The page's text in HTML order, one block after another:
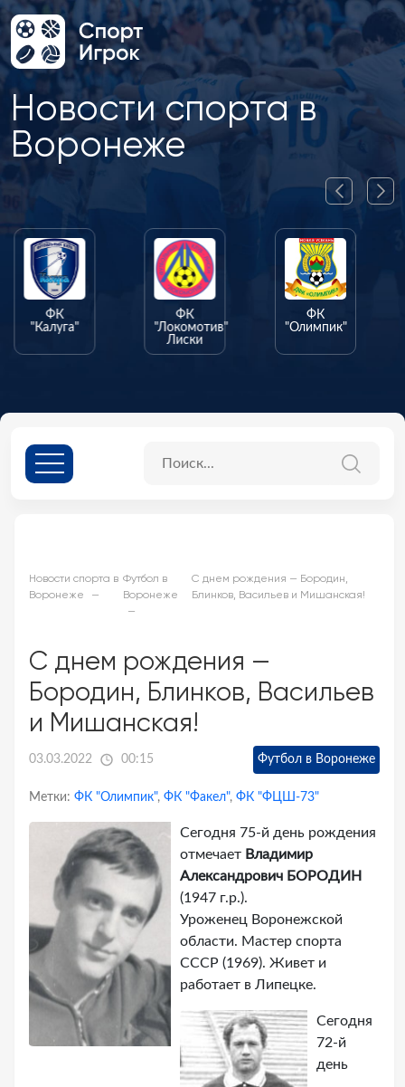
Новости спорта в
Воронеже
ФК
"Калуга"
ФК
"Локомотив"
Лиски
ФК
"Олимпик"
Новости спорта в
Воронеже
Футбол в
Воронеже
С днем рождения — Бородин,
Блинков, Васильев и Мишанская!
С днем рождения —
Бородин, Блинков, Васильев
и Мишанская!
03.03.2022 00:15 Футбол в Воронеже
Метки: ФК "Олимпик", ФК "Факел", ФК "ФЦШ-73"
Сегодня 75-й день рождения
отмечает Владимир
Александрович БОРОДИН
(1947 г.р.).
Уроженец Воронежской
области. Мастер спорта
СССР (1969). Живет и
работает в Липецке.
Сегодня
72-й
день